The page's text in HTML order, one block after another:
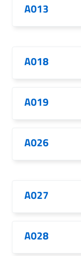
A013
A018
A019
A026
A027
A028